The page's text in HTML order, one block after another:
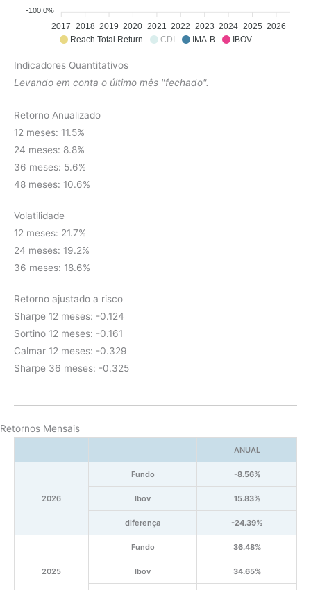
Reach Total Return CDI IMA-B IBOV
-100.0%
2017 2018 2019 2020 2021 2022 2023 2024 2025 2026
Indicadores Quantitativos
Levando em conta o último mês "fechado".
Retorno Anualizado
12 meses: 11.5%
24 meses: 8.8%
36 meses: 5.6%
48 meses: 10.6%
Volatilidade
12 meses: 21.7%
24 meses: 19.2%
36 meses: 18.6%
Retorno ajustado a risco
Sharpe 12 meses: -0.124
Sortino 12 meses: -0.161
Calmar 12 meses: -0.329
Sharpe 36 meses: -0.325
Retornos Mensais
ANUAL
2026
Fundo -8.56%
Ibov 15.83%
diferença -24.39%
2025
Fundo 36.48%
Ibov 34.65%